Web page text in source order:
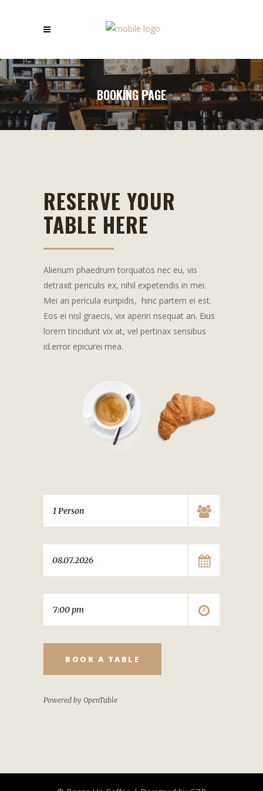
BOOKING PAGE
RESERVE YOUR
TABLE HERE
Alienum phaedrum torquatos nec eu, vis
detraxit periculis ex, nihil expetendis in mei.
Mei an pericula euripidis, hinc partem ei est.
Eos ei nisl graecis, vix aperiri nsequat an. Eius
lorem tincidunt vix at, vel pertinax sensibus
id.error epicurei mea.
BOOK A TABLE
Powered by OpenTable